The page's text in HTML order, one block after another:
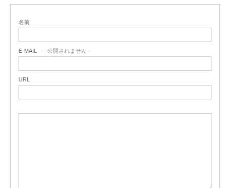
名前
E-MAIL - 公開されません -
URL